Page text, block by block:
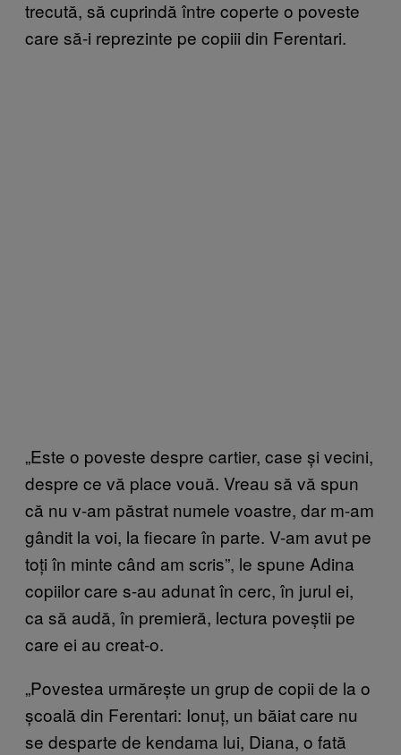
trecută, să cuprindă între coperte o poveste
care să-i reprezinte pe copiii din Ferentari.
„Este o poveste despre cartier, case și vecini,
despre ce vă place vouă. Vreau să vă spun
că nu v-am păstrat numele voastre, dar m-am
gândit la voi, la fiecare în parte. V-am avut pe
toți în minte când am scris”, le spune Adina
copiilor care s-au adunat în cerc, în jurul ei,
ca să audă, în premieră, lectura poveștii pe
care ei au creat-o.
„Povestea urmărește un grup de copii de la o
școală din Ferentari: Ionuț, un băiat care nu
se desparte de kendama lui, Diana, o fată